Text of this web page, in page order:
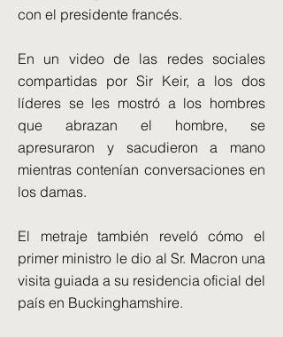
con el presidente francés.
En un video de las redes sociales
compartidas por Sir Keir, a los dos
líderes se les mostró a los hombres
que abrazan el hombre, se
apresuraron y sacudieron a mano
mientras contenían conversaciones en
los damas.
El metraje también reveló cómo el
primer ministro le dio al Sr. Macron una
visita guiada a su residencia oficial del
país en Buckinghamshire.